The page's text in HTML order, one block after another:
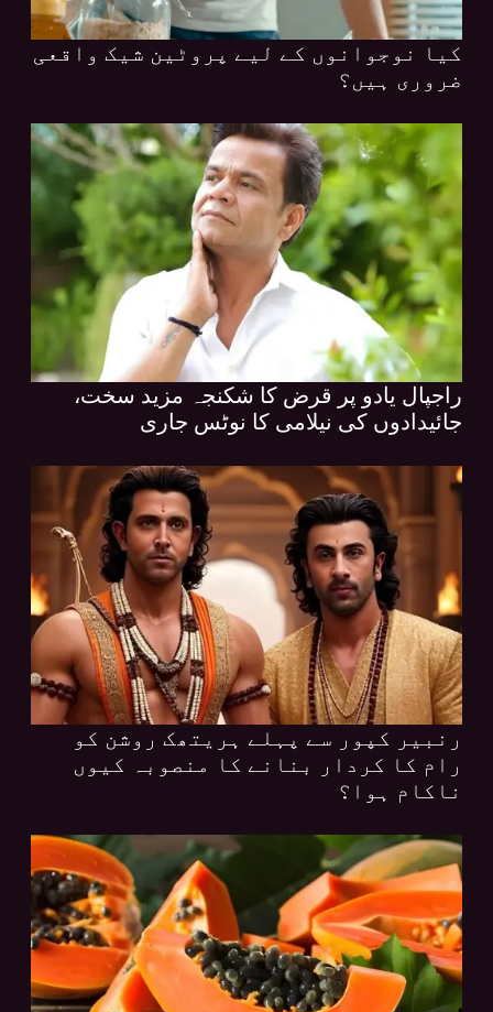
کیا نوجوانوں کے لیے پروٹین شیک واقعی
ضروری ہیں؟
راجپال یادو پر قرض کا شکنجہ مزید سخت،
جائیدادوں کی نیلامی کا نوٹس جاری
رنبیر کپور سے پہلے ہریتھک روشن کو
رام کا کردار بنانے کا منصوبہ کیوں
ناکام ہوا؟